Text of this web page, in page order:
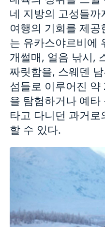
스웨덴 관광 정보
비자 발급
방문자거주허가-장기방문
비자 관련 개인 정보 처리
스웨덴 여행 시 반입가능/
스웨덴의 가족이나 친지와
신청관련 기본사항
스웨덴 취업
신청관련 기본사항
스웨덴 워킹홀리데이 거주
스웨덴 유학
studyinsweden.kr
스웨덴 유학생 거주허가 신
스웨덴 교육 관련 링크
스웨덴에 대한 여러 가지
국가 공식 홈페이지
스웨덴 이미지 자료
스웨덴 문화
스웨덴 음악
스웨덴 과학과 혁신
스웨덴 음식
스웨덴에 대한 각종 링크 모음
여권진위여부확인/거주허
Processing of personal
네 지방의 고성들
여행의 기회를 제
는 유카스야르비에
개썰매, 얼음 낚시,
짜릿함을, 스웨덴
섬들로 이루어진
을 탐험하거나 예
타고 다니던 과거
할 수 있다.